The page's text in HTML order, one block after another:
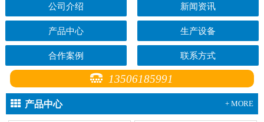
公司介绍 新闻资讯
产品中心 生产设备
合作案例 联系方式
13506185991
产品中心 + MORE